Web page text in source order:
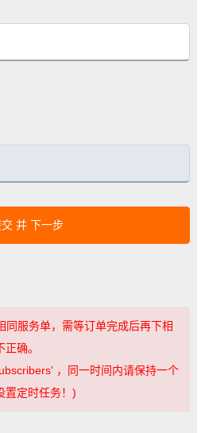
并 下一步
同服务单，需等订单完成后再下相
确。
，同一时间内请保持一个
置定时任务！)